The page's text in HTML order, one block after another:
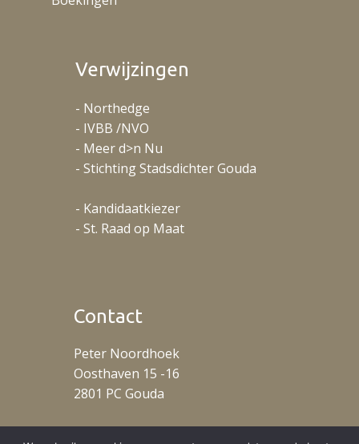
Verwijzingen
- Northedge
- IVBB /NVO
- Meer d>n Nu
- Stichting Stadsdichter Gouda
- Kandidaatkiezer
- St. Raad op Maat
Contact
Peter Noordhoek
Oosthaven 15 -16
2801 PC Gouda